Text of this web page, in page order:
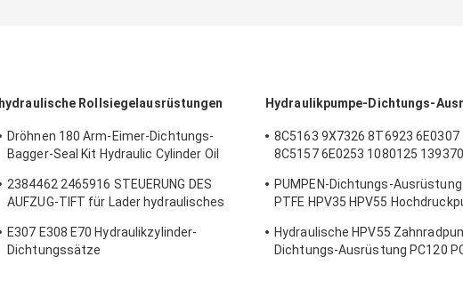
hydraulische Rollsiegelausrüstungen
Dröhnen 180 Arm-Eimer-Dichtungs-
Bagger-Seal Kit Hydraulic Cylinder Oil
Arm-Eimer-Dichtung
2384462 2465916 STEUERUNG DES
AUFZUG-TIFT für Lader hydraulisches
E307 E308 E70 Hydraulikzylinder-
Dichtungssätze
Hydraulikpumpe-Dichtungs-
8C5163 9X7326 8T6923 6E0307
8C5157 6E0253 1080125
1214185 1301857 0996998
PUMPEN-Dichtungs-Ausrüstung
PTFE HPV35 HPV55
Hydraulische HPV55
Dichtungs-Ausrüstung PC120